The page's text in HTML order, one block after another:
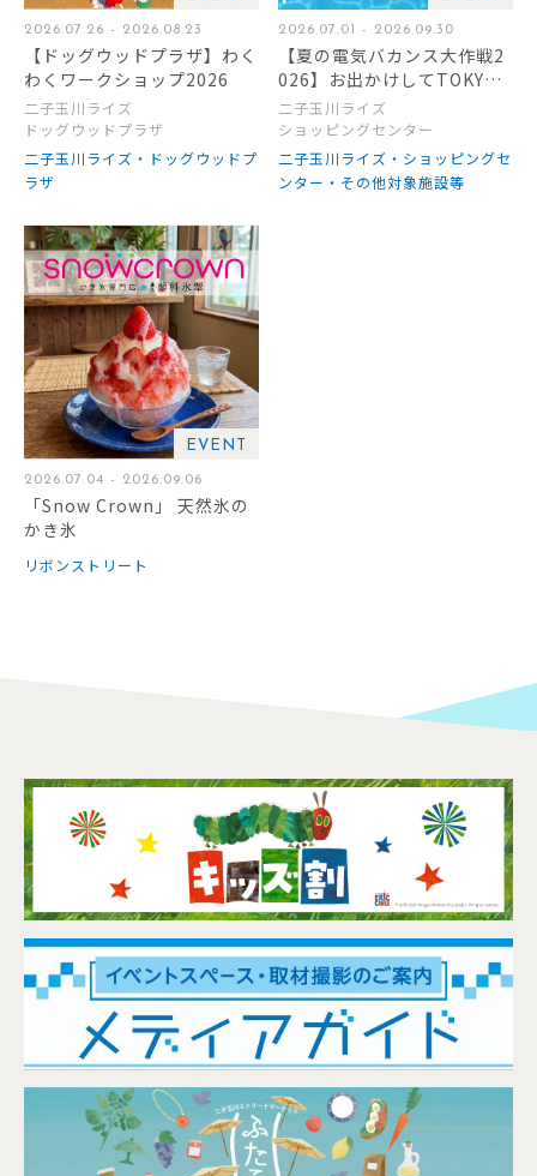
2026.07.26 - 2026.08.23
【ドッグウッドプラザ】わく
わくワークショップ2026
二子玉川ライズ
ドッグウッドプラザ
二子玉川ライズ・ドッグウッドプ
ラザ
2026.07.01 - 2026.09.30
【夏の電気バカンス大作戦2
026】お出かけしてTOKYU
POINTをもらおう！
二子玉川ライズ
ショッピングセンター
二子玉川ライズ・ショッピングセ
ンター・その他対象施設等
EVENT
2026.07.04 - 2026.09.06
「Snow Crown」 天然氷の
かき氷
リボンストリート